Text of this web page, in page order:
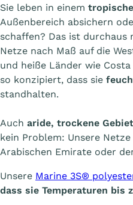
Sie leben in einem
Außenbereich absichern
schaffen? Das ist durchaus
Netze nach Maß auf die
und heiße Länder wie
so konzipiert, dass sie
standhalten.
Auch aride, trockene
kein Problem: Unsere
Arabischen Emirate oder
Unsere Marine 3S®
dass sie Temperaturen bis